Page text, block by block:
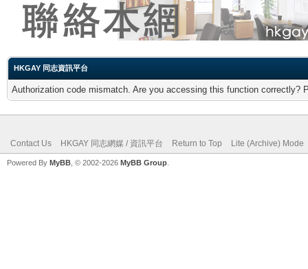
HKGAY 同志資訊平台
Authorization code mismatch. Are you accessing this function correctly?
Contact Us HKGAY 同志網媒 / 資訊平台 Return to Top Lite (Archive) Mode
Powered By MyBB , © 2002-2026 MyBB Group